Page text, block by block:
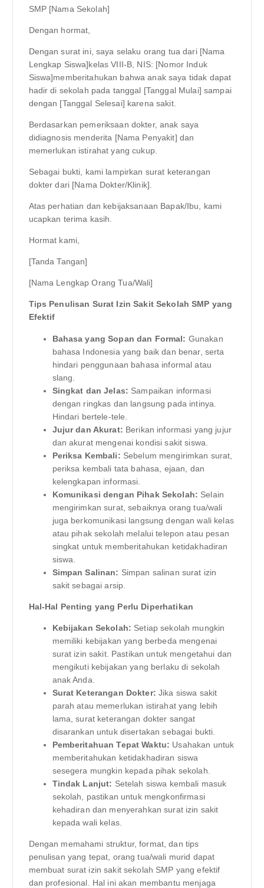
SMP [Nama Sekolah]
Dengan hormat,
Dengan surat ini, saya selaku orang tua dari [Nama
Lengkap Siswa]kelas VIII-B, NIS: [Nomor Induk
Siswa]memberitahukan bahwa anak saya tidak dapat
hadir di sekolah pada tanggal [Tanggal Mulai] sampai
dengan [Tanggal Selesai] karena sakit.
Berdasarkan pemeriksaan dokter, anak saya
didiagnosis menderita [Nama Penyakit] dan
memerlukan istirahat yang cukup.
Sebagai bukti, kami lampirkan surat keterangan
dokter dari [Nama Dokter/Klinik].
Atas perhatian dan kebijaksanaan Bapak/Ibu, kami
ucapkan terima kasih.
Hormat kami,
[Tanda Tangan]
[Nama Lengkap Orang Tua/Wali]
Tips Penulisan Surat Izin Sakit Sekolah SMP yang
Efektif
Bahasa yang Sopan dan Formal: Gunakan
bahasa Indonesia yang baik dan benar, serta
hindari penggunaan bahasa informal atau
slang.
Singkat dan Jelas: Sampaikan informasi
dengan ringkas dan langsung pada intinya.
Hindari bertele-tele.
Jujur dan Akurat: Berikan informasi yang jujur
dan akurat mengenai kondisi sakit siswa.
Periksa Kembali: Sebelum mengirimkan surat,
periksa kembali tata bahasa, ejaan, dan
kelengkapan informasi.
Komunikasi dengan Pihak Sekolah: Selain
mengirimkan surat, sebaiknya orang tua/wali
juga berkomunikasi langsung dengan wali kelas
atau pihak sekolah melalui telepon atau pesan
singkat untuk memberitahukan ketidakhadiran
siswa.
Simpan Salinan: Simpan salinan surat izin
sakit sebagai arsip.
Hal-Hal Penting yang Perlu Diperhatikan
Kebijakan Sekolah: Setiap sekolah mungkin
memiliki kebijakan yang berbeda mengenai
surat izin sakit. Pastikan untuk mengetahui dan
mengikuti kebijakan yang berlaku di sekolah
anak Anda.
Surat Keterangan Dokter: Jika siswa sakit
parah atau memerlukan istirahat yang lebih
lama, surat keterangan dokter sangat
disarankan untuk disertakan sebagai bukti.
Pemberitahuan Tepat Waktu: Usahakan untuk
memberitahukan ketidakhadiran siswa
sesegera mungkin kepada pihak sekolah.
Tindak Lanjut: Setelah siswa kembali masuk
sekolah, pastikan untuk mengkonfirmasi
kehadiran dan menyerahkan surat izin sakit
kepada wali kelas.
Dengan memahami struktur, format, dan tips
penulisan yang tepat, orang tua/wali murid dapat
membuat surat izin sakit sekolah SMP yang efektif
dan profesional. Hal ini akan membantu menjaga